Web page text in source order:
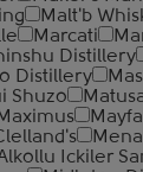
Malt'b
Marcati
Distillery
Distillery
Shuzo
Maximus
Ickiler